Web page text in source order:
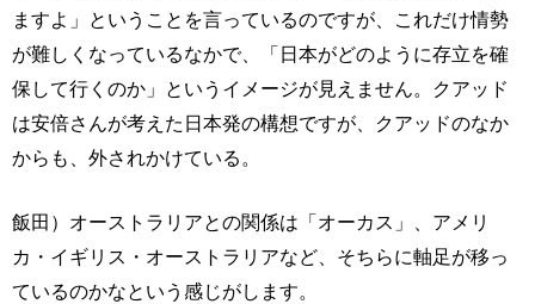
ますよ」ということを言っているのですが、これだけ情勢
が難しくなっているなかで、「日本がどのように存立を確
保して行くのか」というイメージが見えません。クアッド
は安倍さんが考えた日本発の構想ですが、クアッドのなか
からも、外されかけている。
飯田）オーストラリアとの関係は「オーカス」、アメリ
カ・イギリス・オーストラリアなど、そちらに軸足が移っ
ているのかなという感じがします。